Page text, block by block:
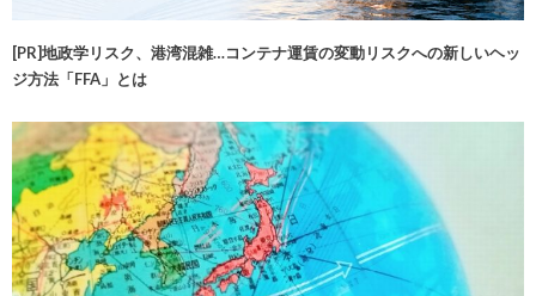
[PR]地政学リスク、港湾混雑…コンテナ運賃の変動リスクへの新しいヘッ
ジ方法「FFA」とは